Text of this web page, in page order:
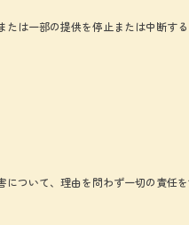
は一部の提供を停止または中断する
ついて、理由を問わず一切の責任を